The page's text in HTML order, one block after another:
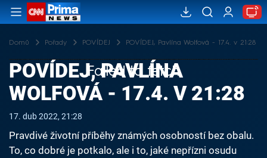
Domů Pořady POVÍDEJ POVÍDEJ, Pavlína Wolfová - 17.4. v 21:28
Failed to fetch
POVÍDEJ, PAVLÍNA
WOLFOVÁ - 17.4. V 21:28
17. dub 2022, 21:28
Pravdivé životní příběhy známých osobností bez obalu.
To, co dobré je potkalo, ale i to, jaké nepřízni osudu